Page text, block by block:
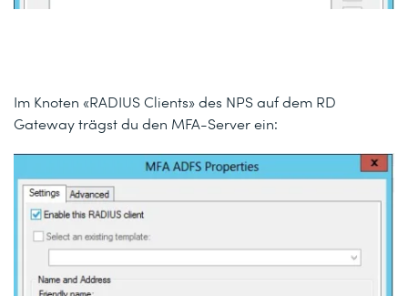
Im Knoten «RADIUS Clients» des NPS auf dem RD
Gateway trägst du den MFA-Server ein: